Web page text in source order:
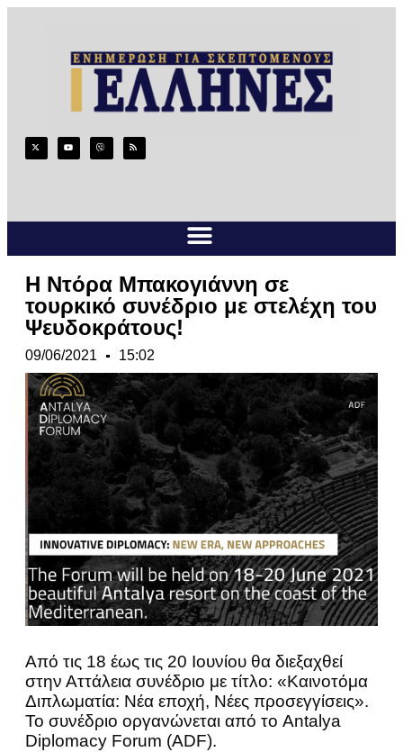
Η Ντόρα Μπακογιάννη σε
τουρκικό συνέδριο με στελέχη του
Ψευδοκράτους!
09/06/2021 15:02
Από τις 18 έως τις 20 Ιουνίου θα διεξαχθεί
στην Αττάλεια συνέδριο με τίτλο: «Καινοτόμα
Διπλωματία: Νέα εποχή, Νέες προσεγγίσεις».
Το συνέδριο οργανώνεται από το Antalya
Diplomacy Forum (ADF).